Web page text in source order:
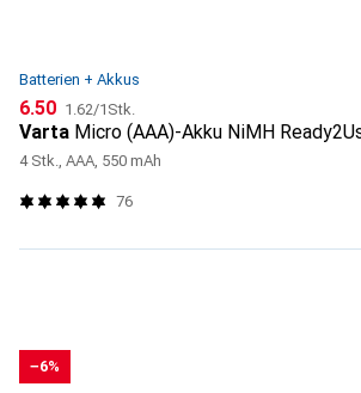
Batterien + Akkus
CHF
6.50 CHF
1.62/1Stk.
Varta Micro (AAA)-Akku NiMH
4 Stk., AAA, 550 mAh
76
−6%